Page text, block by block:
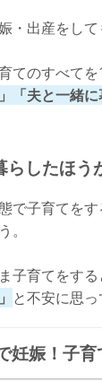
・出産をして
てのすべて
「夫と一緒
らしたほう
で子育てを
。
子育てをす
と不安に思っ
妊娠！子